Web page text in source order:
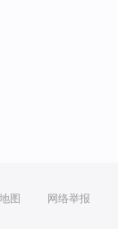
图 网络举报